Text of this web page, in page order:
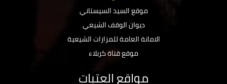
موقع السيد السيستاني
ديوان الوقف الشيعي
الامانة العامة للمزارات الشيعية
موقع قناة كربلاء
مواقع العتبات